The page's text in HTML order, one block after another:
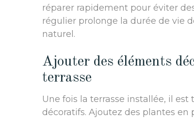
réparer rapidement pour éviter
régulier prolonge la durée de vie
naturel.
Ajouter des éléments
terrasse
Une fois la terrasse installée, il
décoratifs. Ajoutez des plantes